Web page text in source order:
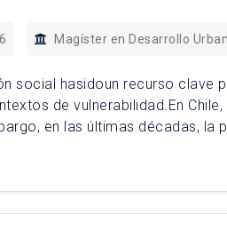
Magíster en Desarrollo
social hasidoun recurso clave
de vulnerabilidad.En
en las últimas décadas, la